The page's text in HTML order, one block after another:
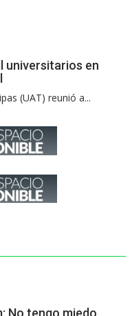
universitarios en
(UAT) reunió a...
No tengo miedo,